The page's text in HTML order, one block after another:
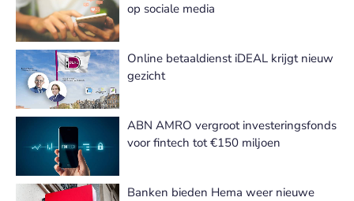
op sociale media
Online betaaldienst iDEAL krijgt nieuw
gezicht
ABN AMRO vergroot investeringsfonds
voor fintech tot €150 miljoen
Banken bieden Hema weer nieuwe